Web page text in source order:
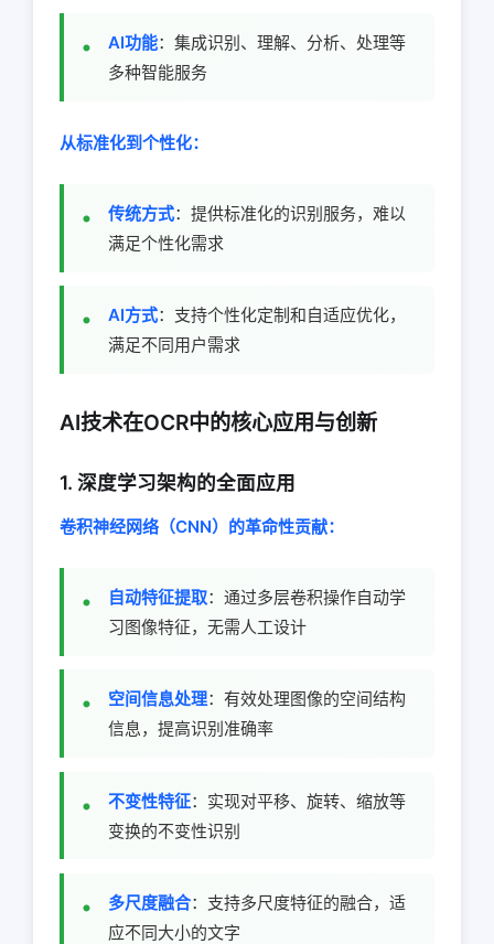
AI功能：集成识别、理解、分析、处理等
多种智能服务
从标准化到个性化：
传统方式：提供标准化的识别服务，难以
满足个性化需求
AI方式：支持个性化定制和自适应优化，
满足不同用户需求
AI技术在OCR中的核心应用与创新
1. 深度学习架构的全面应用
卷积神经网络（CNN）的革命性贡献：
自动特征提取：通过多层卷积操作自动学
习图像特征，无需人工设计
空间信息处理：有效处理图像的空间结构
信息，提高识别准确率
不变性特征：实现对平移、旋转、缩放等
变换的不变性识别
多尺度融合：支持多尺度特征的融合，适
应不同大小的文字